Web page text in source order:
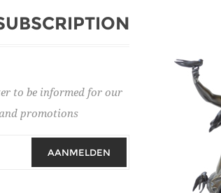
to be informed for our
promotions
AANMELDEN